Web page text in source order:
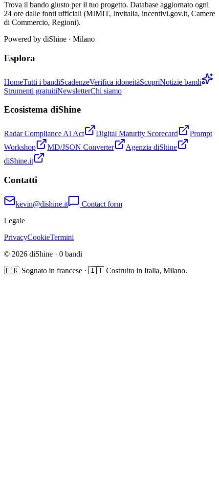
Trova il bando giusto per il tuo progetto. Database aggiornato ogni
24 ore dalle fonti ufficiali (MIMIT, Invitalia, incentivi.gov.it, Camere
di Commercio, Regioni).
Powered by diShine · Milano
Esplora
HomeTutti i bandiScadenzeVerifica idoneitàScopriNotizie bandi
Strumenti gratuitiNewsletterChi siamo
Ecosistema diShine
Radar Compliance AI Act Digital Maturity Scorecard
Prompt
Workshop
MD/JSON Converter
Agenzia diShine
diShine.it
Contatti
kevin@dishine.it
Contact form
Legale
PrivacyCookieTermini
© 2026 diShine · 0 bandi
🇫🇷 Sognato in francese · 🇮🇹 Costruito in Italia, Milano.